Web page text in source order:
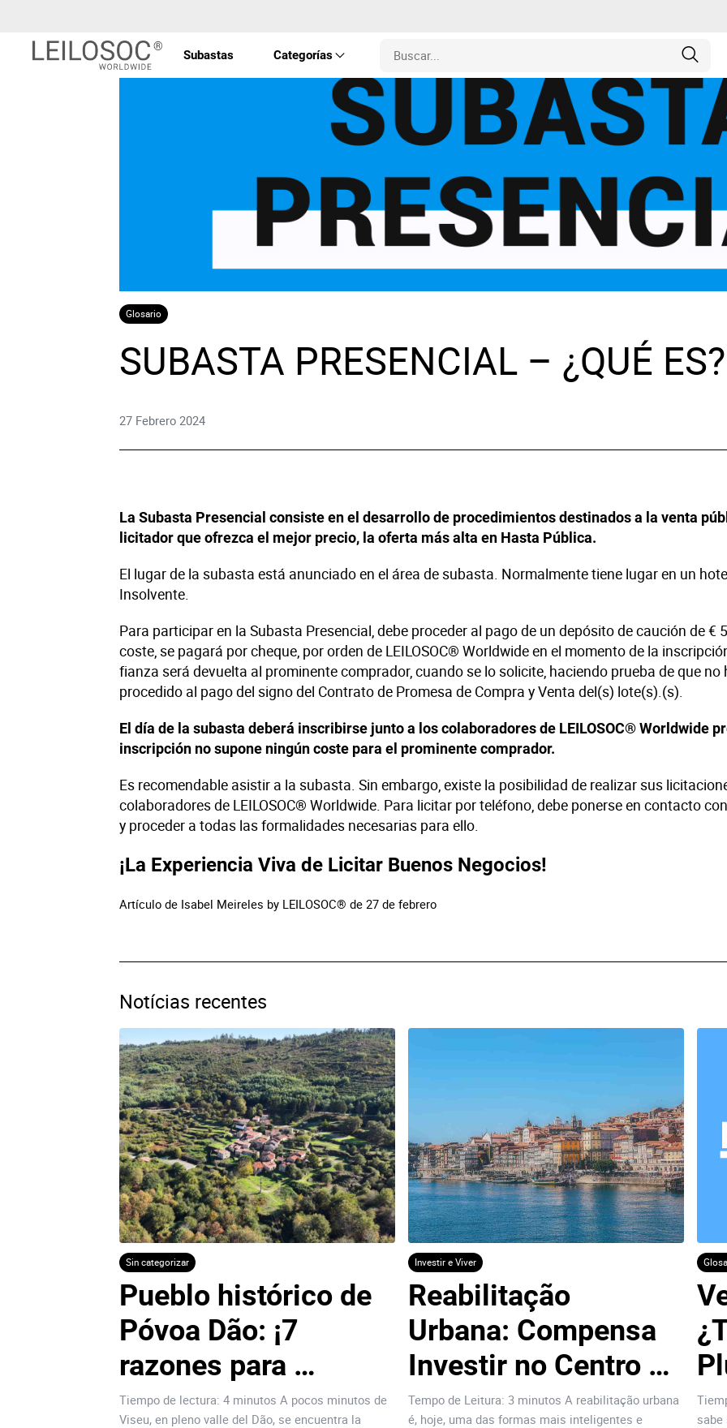
Subastas Categorías
Propiedades
Equipo
Derechos
Náutico
Otros
Glosario
SUBASTA PRESENCIAL – ¿QUÉ ES?
27 Febrero 2024
La Subasta Presencial consiste en el desarrollo de procedimientos destinados a la venta
licitador que ofrezca el mejor precio, la oferta más alta en Hasta Pública.
El lugar de la subasta está anunciado en el área de subasta. Normalmente tiene lugar en un
Insolvente.
Para participar en la Subasta Presencial, debe proceder al pago de un depósito de caución de €
coste, se pagará por cheque, por orden de LEILOSOC® Worldwide en el momento de la
fianza será devuelta al prominente comprador, cuando se lo solicite, haciendo prueba de que
procedido al pago del signo del Contrato de Promesa de Compra y Venta del(s) lote(s).(s).
El día de la subasta deberá inscribirse junto a los colaboradores de LEILOSOC® Worldwide
inscripción no supone ningún coste para el prominente comprador.
Es recomendable asistir a la subasta. Sin embargo, existe la posibilidad de realizar sus
colaboradores de LEILOSOC® Worldwide. Para licitar por teléfono, debe ponerse en contacto
y proceder a todas las formalidades necesarias para ello.
¡La Experiencia Viva de Licitar Buenos Negocios!
Artículo de Isabel Meireles by LEILOSOC® de 27 de febrero
Notícias recentes
Sin categorizar
Pueblo histórico de
Póvoa Dão: ¡7
razones para
invertir!
Tiempo de lectura: 4 minutos A pocos minutos de
Viseu, en pleno valle del Dão, se encuentra la
Investir e Viver
Reabilitação
Urbana: Compensa
Investir no Centro
do Porto?
Tempo de Leitura: 3 minutos A reabilitação urbana
é, hoje, uma das formas mais inteligentes e
sabe